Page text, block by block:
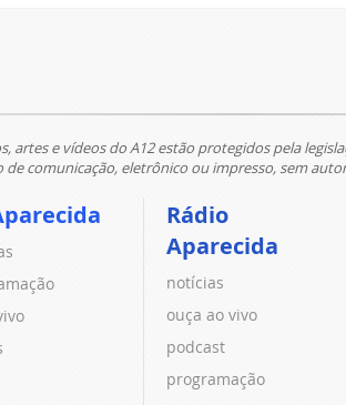
artes e vídeos do A12 estão protegidos pela
comunicação, eletrônico ou impresso, sem
Rádio
Aparecida
notícias
ouça ao vivo
podcast
programação